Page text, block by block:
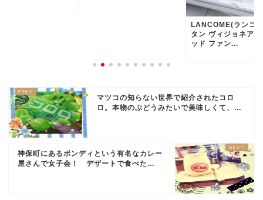
LANCOME(ランコ
タン ヴィジョネア
ッド ファン...
マツコの知らない世界で紹介されたコロ
ロ。本物のぶどうみたいで美味しくて、...
神保町にあるボンディという有名なカレー
屋さんで女子会！ デザートで食べた...